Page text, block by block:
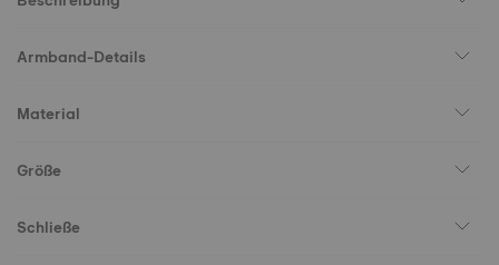
Armband-Details
Material
Größe
Schließe